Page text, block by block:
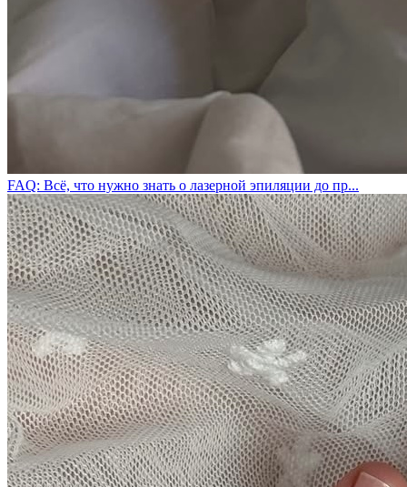
FAQ: Всё, что нужно знать о лазерной эпиляции до пр...